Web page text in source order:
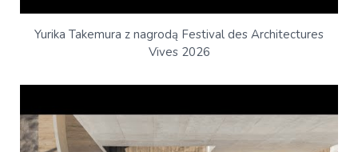
Yurika Takemura z nagrodą Festival des Architectures
Vives 2026